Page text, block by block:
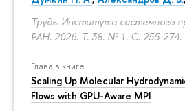
Труды Института системного
РАН. 2026. Т. 38. № 1. С. 255-274.
Глава в книге
Scaling Up Molecular
Flows with GPU-Aware MPI